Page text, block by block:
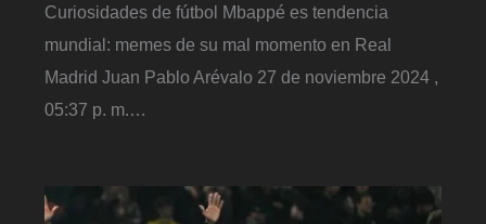
Curiosidades de fútbol Mbappé es tendencia
mundial: memes de su mal momento en Real
Madrid Juan Pablo Arévalo 27 de noviembre 2024 ,
05:37 p. m.…